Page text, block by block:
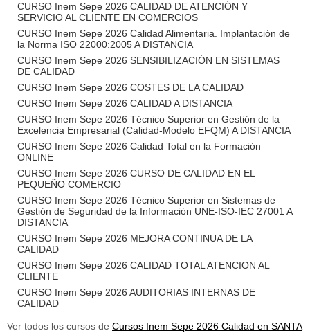
CURSO Inem Sepe 2026 CALIDAD DE ATENCIÓN Y
SERVICIO AL CLIENTE EN COMERCIOS
CURSO Inem Sepe 2026 Calidad Alimentaria. Implantación de
la Norma ISO 22000:2005 A DISTANCIA
CURSO Inem Sepe 2026 SENSIBILIZACIÓN EN SISTEMAS
DE CALIDAD
CURSO Inem Sepe 2026 COSTES DE LA CALIDAD
CURSO Inem Sepe 2026 CALIDAD A DISTANCIA
CURSO Inem Sepe 2026 Técnico Superior en Gestión de la
Excelencia Empresarial (Calidad-Modelo EFQM) A DISTANCIA
CURSO Inem Sepe 2026 Calidad Total en la Formación
ONLINE
CURSO Inem Sepe 2026 CURSO DE CALIDAD EN EL
PEQUEÑO COMERCIO
CURSO Inem Sepe 2026 Técnico Superior en Sistemas de
Gestión de Seguridad de la Información UNE-ISO-IEC 27001 A
DISTANCIA
CURSO Inem Sepe 2026 MEJORA CONTINUA DE LA
CALIDAD
CURSO Inem Sepe 2026 CALIDAD TOTAL ATENCION AL
CLIENTE
CURSO Inem Sepe 2026 AUDITORIAS INTERNAS DE
CALIDAD
Ver todos los cursos de Cursos Inem Sepe 2026 Calidad en SANTA